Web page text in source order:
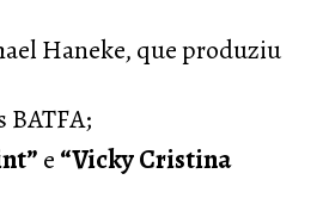
Haneke, que produziu
e “Vicky Cristina